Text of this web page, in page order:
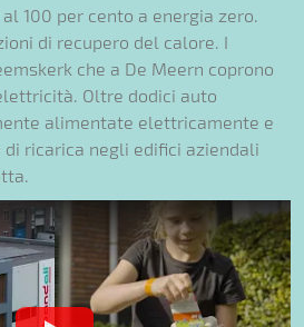
100 per cento a energia zero.
di recupero del calore. I
che a De Meern coprono
Oltre dodici auto
alimentate elettricamente e
ricarica negli edifici aziendali